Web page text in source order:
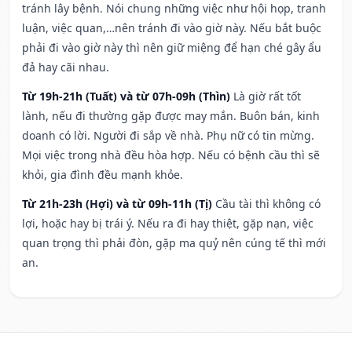
tránh lây bệnh. Nói chung những việc như hội họp, tranh
luận, việc quan,…nên tránh đi vào giờ này. Nếu bắt buộc
phải đi vào giờ này thì nên giữ miệng để hạn ché gây ẩu
đả hay cãi nhau.
Từ 19h-21h (Tuất) và từ 07h-09h (Thìn) Là giờ rất tốt
lành, nếu đi thường gặp được may mắn. Buôn bán, kinh
doanh có lời. Người đi sắp về nhà. Phụ nữ có tin mừng.
Mọi việc trong nhà đều hòa hợp. Nếu có bệnh cầu thì sẽ
khỏi, gia đình đều mạnh khỏe.
Từ 21h-23h (Hợi) và từ 09h-11h (Tị) Cầu tài thì không có
lợi, hoặc hay bị trái ý. Nếu ra đi hay thiệt, gặp nạn, việc
quan trọng thì phải đòn, gặp ma quỷ nên cúng tế thì mới
an.